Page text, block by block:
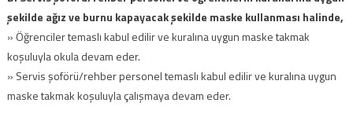
şekilde ağız ve burnu kapayacak şekilde maske kullanması halinde,
» Öğrenciler temaslı kabul edilir ve kuralına uygun maske takmak
koşuluyla okula devam eder.
» Servis şoförü/rehber personel temaslı kabul edilir ve kuralına uygun
maske takmak koşuluyla çalışmaya devam eder.